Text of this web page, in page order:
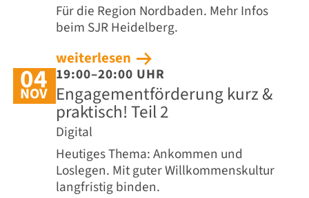
Für die Region Nordbaden. Mehr Infos
beim SJR Heidelberg.
weiterlesen
04
NOV
19:00–20:00 UHR
Engagementförderung kurz &
praktisch! Teil 2
Digital
Heutiges Thema: Ankommen und
Loslegen. Mit guter Willkommenskultur
langfristig binden.